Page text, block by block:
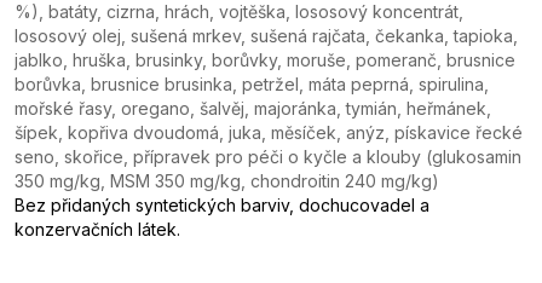
%), batáty, cizrna, hrách, vojtěška, lososový koncentrát,
lososový olej, sušená mrkev, sušená rajčata, čekanka, tapioka,
jablko, hruška, brusinky, borůvky, moruše, pomeranč, brusnice
borůvka, brusnice brusinka, petržel, máta peprná, spirulina,
mořské řasy, oregano, šalvěj, majoránka, tymián, heřmánek,
šípek, kopřiva dvoudomá, juka, měsíček, anýz, pískavice řecké
seno, skořice, přípravek pro péči o kyčle a klouby (glukosamin
350 mg/kg, MSM 350 mg/kg, chondroitin 240 mg/kg)
Bez přidaných syntetických barviv, dochucovadel a
konzervačních látek.